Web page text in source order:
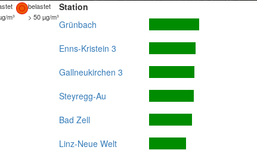
belastet
m³ > 50 µg/m³
Station
Grünbach
Enns-Kristein 3
Gallneukirchen 3
Steyregg-Au
Bad Zell
Linz-Neue Welt